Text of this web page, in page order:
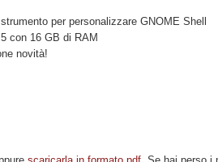
per personalizzare GNOME Shell
con 16 GB di RAM
novità!